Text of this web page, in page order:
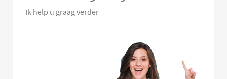
Ik help u graag verder